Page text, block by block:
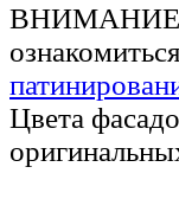
ВНИМАНИЕ!
Цвета